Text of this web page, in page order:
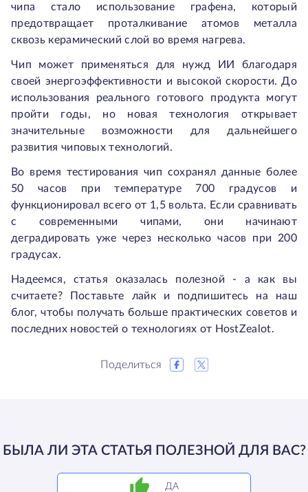
чипа стало использование графена, который
предотвращает проталкивание атомов металла
сквозь керамический слой во время нагрева.
Чип может применяться для нужд ИИ благодаря
своей энергоэффективности и высокой скорости. До
использования реального готового продукта могут
пройти годы, но новая технология открывает
значительные возможности для дальнейшего
развития чиповых технологий.
Во время тестирования чип сохранял данные более
50 часов при температуре 700 градусов и
функционировал всего от 1,5 вольта. Если сравнивать
с современными чипами, они начинают
деградировать уже через несколько часов при 200
градусах.
Надеемся, статья оказалась полезной - а как вы
считаете? Поставьте лайк и подпишитесь на наш
блог, чтобы получать больше практических советов и
последних новостей о технологиях от HostZealot.
Поделиться
БЫЛА ЛИ ЭТА СТАТЬЯ ПОЛЕЗНОЙ ДЛЯ ВАС?
ДА